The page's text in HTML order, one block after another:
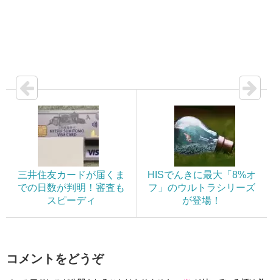
三井住友カードが届くま
での日数が判明！審査も
スピーディ
HISでんきに最大「8%オ
フ」のウルトラシリーズ
が登場！
コメントをどうぞ